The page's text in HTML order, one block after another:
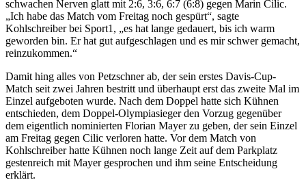
schwachen Nerven glatt mit 2:6, 3:6, 6:7 (6:8) gegen Marin Cilic.
„Ich habe das Match vom Freitag noch gespürt“, sagte
Kohlschreiber bei Sport1, „es hat lange gedauert, bis ich warm
geworden bin. Er hat gut aufgeschlagen und es mir schwer gemacht,
reinzukommen.“
Damit hing alles von Petzschner ab, der sein erstes Davis-Cup-
Match seit zwei Jahren bestritt und überhaupt erst das zweite Mal im
Einzel aufgeboten wurde. Nach dem Doppel hatte sich Kühnen
entschieden, dem Doppel-Olympiasieger den Vorzug gegenüber
dem eigentlich nominierten Florian Mayer zu geben, der sein Einzel
am Freitag gegen Cilic verloren hatte. Vor dem Match von
Kohlschreiber hatte Kühnen noch lange Zeit auf dem Parkplatz
gestenreich mit Mayer gesprochen und ihm seine Entscheidung
erklärt.